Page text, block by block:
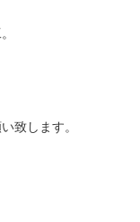
致します。